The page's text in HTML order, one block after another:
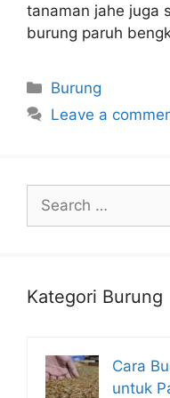
tanaman jahe juga
burung paruh
Categories
Burung
Leave a
for:
Kategori Burung
Cara
untuk